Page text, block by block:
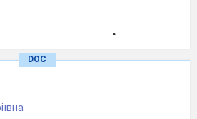
охорони праці.
в комп’ютерному класі
особи, ознайомлені з
DOC